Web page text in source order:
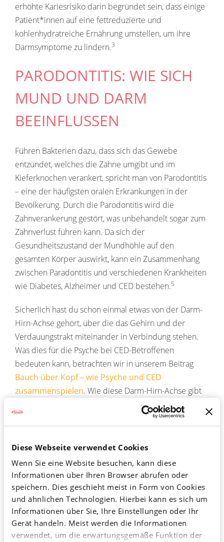
Diese Webseite verwendet Cookies
Wenn Sie eine Website besuchen, kann diese
Informationen über Ihren Browser abrufen oder
speichern. Dies geschieht meist in Form von Cookies
und ähnlichen Technologien. Hierbei kann es sich um
Informationen über Sie, Ihre Einstellungen oder Ihr
Gerät handeln. Meist werden die Informationen
verwendet, um die erwartungsgemäße Funktion der
erhöhte Kariesrisiko darin begründet sein, dass einige
Patient*innen auf eine fettreduzierte und
kohlenhydratreiche Ernährung umstellen, um ihre
Darmsymptome zu lindern.3
PARODONTITIS: WIE SICH
MUND UND DARM
BEEINFLUSSEN
Führen Bakterien dazu, dass sich das Gewebe
entzündet, welches die Zähne umgibt und im
Kieferknochen verankert, spricht man von Parodontitis
– eine der häufigsten oralen Erkrankungen in der
Bevölkerung. Durch die Parodontitis wird die
Zahnverankerung gestört, was unbehandelt sogar zum
Zahnverlust führen kann. Da sich der
Gesundheitszustand der Mundhöhle auf den
gesamten Körper auswirkt, kann ein Zusammenhang
zwischen Paradontitis und verschiedenen Krankheiten
wie Diabetes, Alzheimer und CED bestehen.5
Sicherlich hast du schon einmal etwas von der Darm-
Hirn-Achse gehört, über die das Gehirn und der
Verdauungstrakt miteinander in Verbindung stehen.
Was dies für die Psyche bei CED-Betroffenen
bedeuten kann, betrachten wir in unserem Beitrag
Bauch über Kopf – wie Psyche und CED
zusammenspielen. Wie diese Darm-Hirn-Achse gibt
es Hinweise darauf, dass auch eine Art Mund-Darm-
Achse existiert, über die sich Darm und Mundraum
Wechselwirkung miteinander stehen.
Beispiel der Parodontitis deutlich: Patient*innen mit
Parodontitis haben ein erhöhtes CED-Risiko und
andersherum leiden CED-Betroffene mit einer
größeren Wahrscheinlichkeit unter der
Zahnerkrankung. Dabei tritt eine Parodontitis bei CED-
Betroffenen nicht nur öfter auf, auch die Schwere und
das Ausmaß der Erkrankung ist bei ihnen größer. 5